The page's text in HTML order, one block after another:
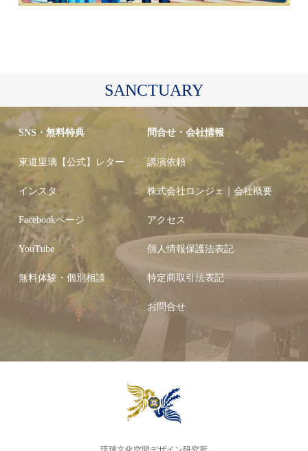
SANCTUARY
SNS・無料特典
東道里璃【公式】レター
インスタ
Facebookページ
YouTube
無料体験・個別相談
問合せ・会社情報
講演依頼
株式会社ロンジェ｜会社概要
アクセス
個人情報保護法表記
特定商取引法表記
お問合せ